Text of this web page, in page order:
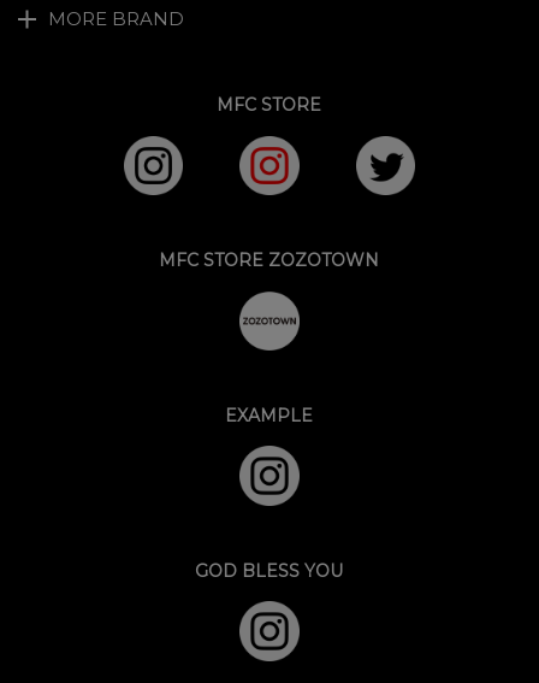
MORE BRAND
MFC STORE
MFC STORE ZOZOTOWN
EXAMPLE
GOD BLESS YOU